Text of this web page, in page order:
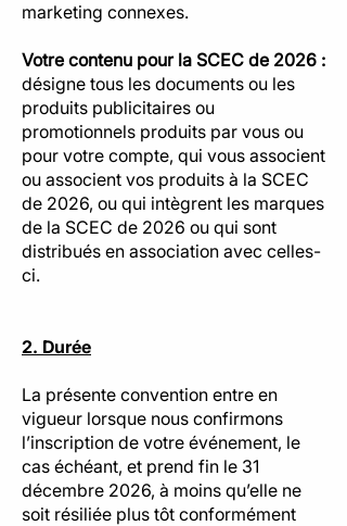
marketing connexes.
Votre contenu pour la SCEC de 2026 :
désigne tous les documents ou les
produits publicitaires ou
promotionnels produits par vous ou
pour votre compte, qui vous associent
ou associent vos produits à la SCEC
de 2026, ou qui intègrent les marques
de la SCEC de 2026 ou qui sont
distribués en association avec celles-
ci.
2. Durée
La présente convention entre en
vigueur lorsque nous confirmons
l’inscription de votre événement, le
cas échéant, et prend fin le 31
décembre 2026, à moins qu’elle ne
soit résiliée plus tôt conformément